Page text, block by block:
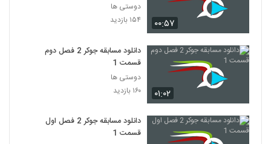
۰۰:۵۷
دوستی ها
۱۵۴ بازدید
۰۱:۰۲
دانلود مسابقه جوکر 2 فصل دوم
قسمت 1
دوستی ها
۱۶۰ بازدید
دانلود مسابقه جوکر 2 فصل اول
قسمت 1